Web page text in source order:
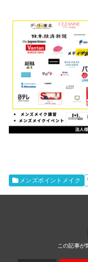
メンズポイントメイク